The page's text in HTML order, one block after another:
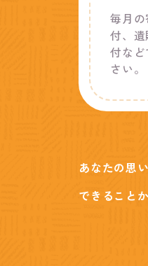
毎月
付、
付な
さい。
あなたの思
できること